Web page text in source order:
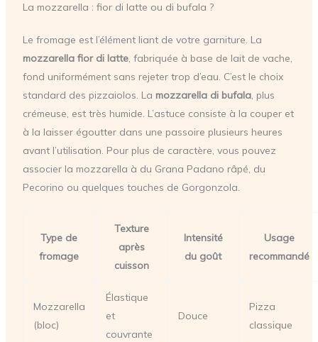
La mozzarella : fior di latte ou di bufala ?
Le fromage est l’élément liant de votre garniture. La
mozzarella fior di latte, fabriquée à base de lait de vache,
fond uniformément sans rejeter trop d’eau. C’est le choix
standard des pizzaiolos. La mozzarella di bufala, plus
crémeuse, est très humide. L’astuce consiste à la couper et
à la laisser égoutter dans une passoire plusieurs heures
avant l’utilisation. Pour plus de caractère, vous pouvez
associer la mozzarella à du Grana Padano râpé, du
Pecorino ou quelques touches de Gorgonzola.
Type de
fromage
Texture
après
cuisson
Intensité
du goût
Usage
recommandé
Mozzarella
(bloc)
Élastique
et
couvrante
Douce
Pizza
classique